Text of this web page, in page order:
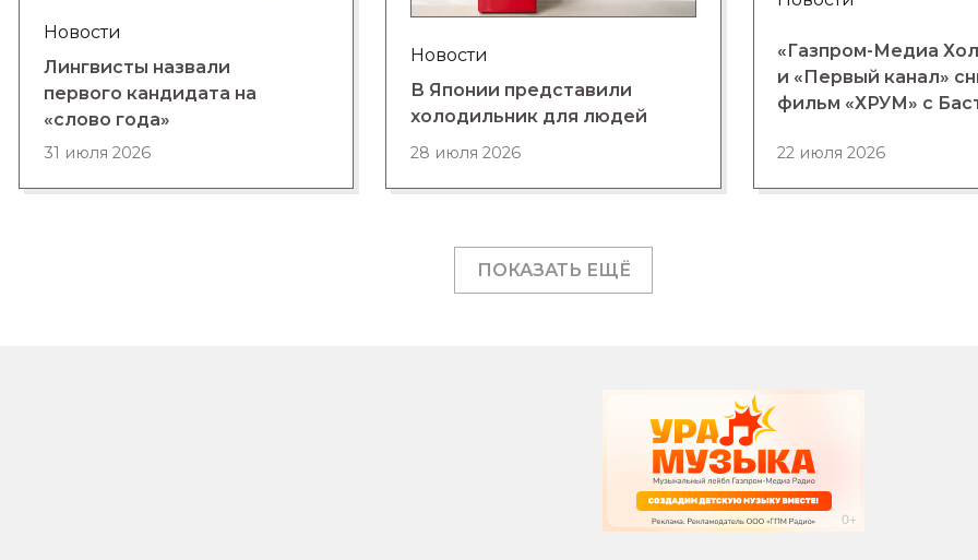
Новости
Лингвисты назвали
первого кандидата на
«слово года»
31 июля 2026
Новости
В Японии представили
холодильник для людей
28 июля 2026
«Газпром-Медиа
и «Первый канал»
фильм «ХРУМ» с
22 июля 2026
ПОКАЗАТЬ ЕЩЁ